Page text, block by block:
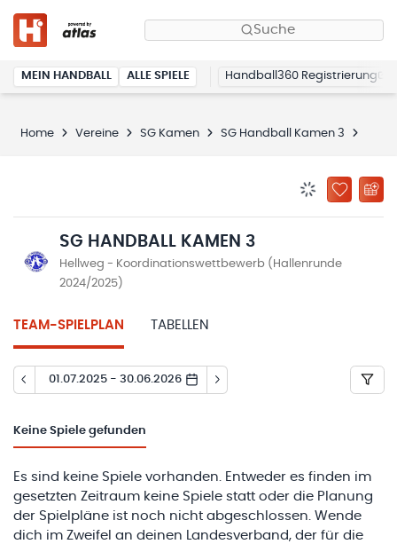
Suche
MEIN HANDBALL ALLE SPIELE Handball360 Registrierung
Home Vereine SG Kamen SG Handball Kamen 3
ZU
SG HANDBALL KAMEN 3
Hellweg - Koordinationswettbewerb (Hallenrunde
2024/2025)
TEAM-SPIELPLAN TABELLEN
01.07.2025 - 30.06.2026
Keine Spiele gefunden
Es sind keine Spiele vorhanden. Entweder es finden im
gesetzten Zeitraum keine Spiele statt oder die Planung
der Spielpläne ist noch nicht abgeschlossen. Wende
dich im Zweifel an deinen Landesverband, der für die